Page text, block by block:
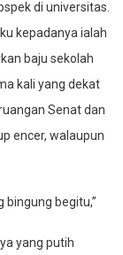
di universitas.
kepadanya ialah
baju sekolah
kali yang dekat
Senat dan
encer, walaupun
bingung begitu,”
yang putih